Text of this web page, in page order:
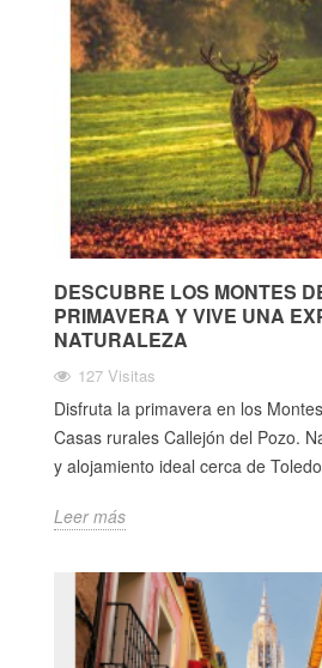
DESCUBRE LOS MONTES
PRIMAVERA Y VIVE UNA
NATURALEZA
127 Visitas
Disfruta la primavera en los
Casas rurales Callejón del Pozo.
y alojamiento ideal cerca de
Leer más